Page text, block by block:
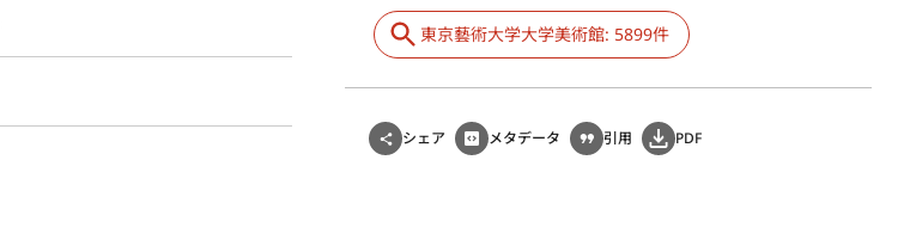
東京藝術大学大学美術館: 5899件
シェア メタデータ 引用 PDF